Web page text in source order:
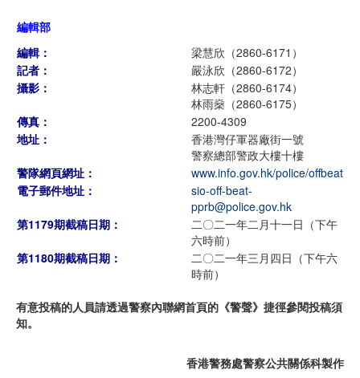
編輯部
編輯：
梁慧欣（2860-6171）
記者：
嚴泳欣（2860-6172）
攝影：
林志軒（2860-6174）
林雨燊（2860-6175）
傳真：
2200-4309
地址：
香港灣仔軍器廠街一號
警察總部警政大樓十樓
警隊網頁網址：
www.info.gov.hk/police/offbeat
電子郵件地址：
sio-off-beat-
pprb@police.gov.hk
第1179期截稿日期：
二〇二一年二月十一日（下午
六時前）
第1180期截稿日期：
二〇二一年三月四日（下午六
時前）
有意投稿的人員請透過警察內聯網首頁的《警聲》捷徑參閱投稿須
知。
香港警務處警察公共關係科製作